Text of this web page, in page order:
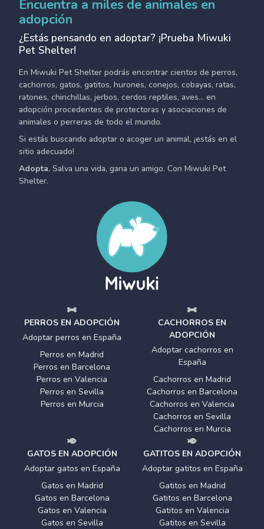
Encuentra a miles de animales en
adopción
¿Estás pensando en adoptar? ¡Prueba Miwuki
Pet Shelter!
En Miwuki Pet Shelter podrás encontrar cientos de perros,
cachorros, gatos, gatitos, hurones, conejos, cobayas, ratas,
ratones, chinchillas, jerbos, cerdos reptiles, aves... en
adopción procedentes de protectoras y asociaciones de
animales o perreras de todo el mundo.
Si estás buscando adoptar o acoger un animal, ¡estás en el
sitio adecuado!
Adopta. Salva una vida, gana un amigo. Con Miwuki Pet
Shelter.
PERROS EN ADOPCIÓN
Adoptar perros en España
Perros en Madrid
Perros en Barcelona
Perros en Valencia
Perros en Sevilla
Perros en Murcia
CACHORROS EN
ADOPCIÓN
Adoptar cachorros en
España
Cachorros en Madrid
Cachorros en Barcelona
Cachorros en Valencia
Cachorros en Sevilla
Cachorros en Murcia
GATOS EN ADOPCIÓN
Adoptar gatos en España
Gatos en Madrid
Gatos en Barcelona
Gatos en Valencia
Gatos en Sevilla
GATITOS EN ADOPCIÓN
Adoptar gatitos en España
Gatitos en Madrid
Gatitos en Barcelona
Gatitos en Valencia
Gatitos en Sevilla